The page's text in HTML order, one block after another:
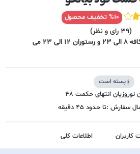
%10 تخفیف محصول
(
39 رای و نظر)
ساعت سفارشگیری کافه 8 الی 23 و رستوران 12 الی 23 می
بسته است
نوروزیان انتهای حکمت 48
سفارش :تا حدود 45 دقیقه
کاربران اطلاعات کلی